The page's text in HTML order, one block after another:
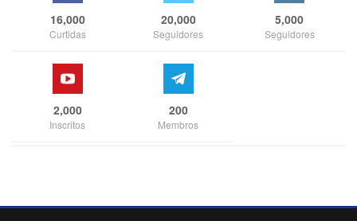
16,000
Curtidas
20,000
Seguidores
5,000
Seguidores
2,000
Inscritos
200
Membros